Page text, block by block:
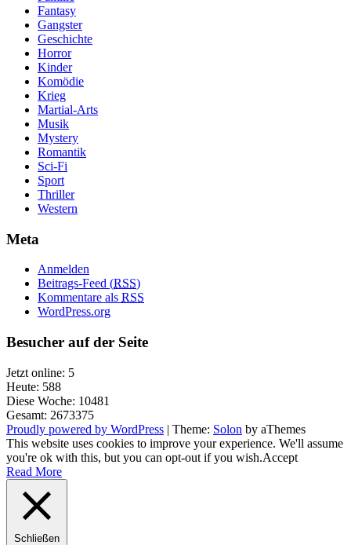
Fantasy
Gangster
Geschichte
Horror
Kinder
Komödie
Krieg
Martial-Arts
Musik
Mystery
Romantik
Sci-Fi
Sport
Thriller
Western
Meta
Anmelden
Beitrags-Feed (RSS)
Kommentare als RSS
WordPress.org
Besucher auf der Seite
Jetzt online: 5
Heute: 588
Diese Woche: 10481
Gesamt: 2673375
Proudly powered by WordPress | Theme: Solon by aThemes
This website uses cookies to improve your experience. We'll assume
you're ok with this, but you can opt-out if you wish.Accept
Read More
Schließen